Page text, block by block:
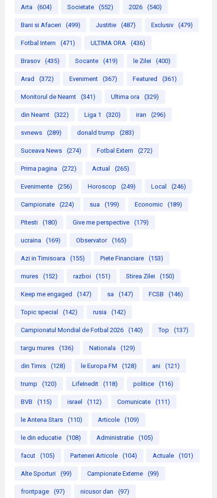
Arta (604) Societate (552) 2026 (540)
Bani si Afaceri (499) Justitie (487) Exclusiv (479)
Fotbal Intern (471) ULTIMA ORA (436)
Brasov (435) Socante (419) le Zilei (400)
Arad (372) Eveniment (367) Featured (361)
Monitorul de Neamt (341) Ultima ora (329)
din Neamt (322) Liga 1 (320) iran (296)
svnews (289) donald trump (283)
Suceava News (274) Fotbal Extern (272)
Prima pagina (272) Actual (265)
Evenimente (256) Horoscop (249) Local (246)
Campionate (224) sua (199) Economic (189)
Pitesti (180) Give me perspective (179)
ucraina (169) Observator (165)
Azi in Timisoara (155) Piete Financiare (153)
mures (152) razboi (151) Stirea Zilei (150)
Keep me engaged (147) sa (147) FCSB (146)
Topic special (142) rusia (142)
Campionatul Mondial de Fotbal 2026 (140) Top (137)
targu mures (136) Nationala (129)
din Timis (128) le Europa FM (128) ani (121)
trump (120) LifeInedit (118) politice (116)
BVB (115) israel (112) Comunicate (111)
le Antena Stars (110) Articole (109)
le din educatie (108) Administratie (105)
facut (105) Parteneri Articole (104) Actuale (101)
Alte Sporturi (99) Campionate Externe (99)
frontpage (97) nicusor dan (97)